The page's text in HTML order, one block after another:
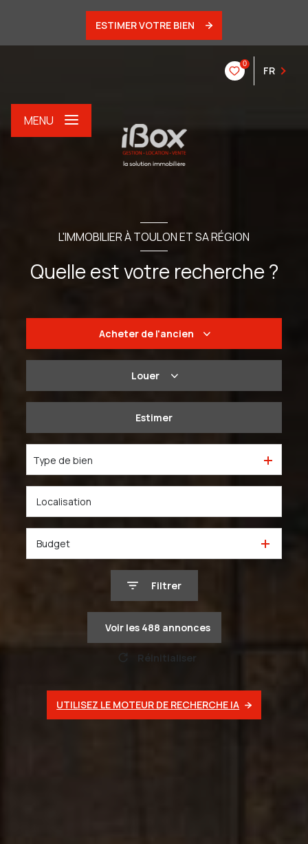
ESTIMER VOTRE BIEN
0
FR
MENU
L'IMMOBILIER À TOULON ET SA RÉGION
Quelle est votre recherche ?
Acheter de l'ancien
Du neuf
Louer
De l'immo pro
Estimer
Type de bien
Budget
Filtrer
Voir les 488 annonces
Réinitialiser
UTILISEZ LE MOTEUR DE RECHERCHE IA